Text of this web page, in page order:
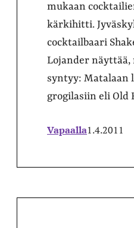
mukaan
kärkihitti.
cocktailbaari
Lojander
syntyy: Matalaan
grogilasiin eli Old
Vapaalla1.4.2011